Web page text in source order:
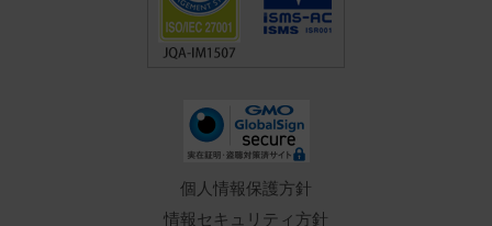
個人情報保護方針
情報セキュリティ方針